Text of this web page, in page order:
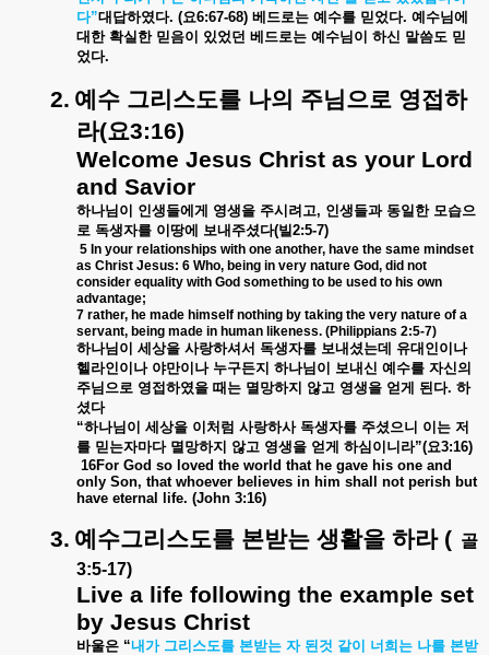
다”대답하였다. (요6:67-68) 베드로는 예수를 믿었다. 예수님에
대한 확실한 믿음이 있었던 베드로는 예수님이 하신 말씀도 믿
었다.
2. 예수 그리스도를 나의 주님으로 영접하
라(요3:16)
Welcome Jesus Christ as your Lord
and Savior
하나님이 인생들에게 영생을 주시려고, 인생들과 동일한 모습으
로 독생자를 이땅에 보내주셨다(빌 2:5-7)
5 In your relationships with one another, have the same mindset
as Christ Jesus: 6 Who, being in very nature God, did not
consider equality with God something to be used to his own
advantage;
7 rather, he made himself nothing by taking the very nature of a
servant, being made in human likeness. (Philippians 2:5-7)
하나님이 세상을 사랑하셔서 독생자를 보내셨는데
유대인이나
헬라인이나 야만이나 누구든지 하나님이 보내신 예수를 자신의
주님으로 영접하였을 때는 멸망하지 않고 영생을 얻게 된다. 하
셨다
“하나님이 세상을 이처럼 사랑하사 독생자를 주셨으니 이는 저
를 믿는자마다 멸망하지 않고 영생을 얻게 하심이니라”(요3:16)
16For God so loved the world that he gave his one and
only Son, that whoever believes in him shall not perish but
have eternal life. (John 3:16)
3. 예수그리스도를 본받는 생활을 하라( 골
3:5-17)
Live a life following the example set
by Jesus Christ
바울은 “내가 그리스도를 본받는 자 된것 같이 너희는 나를 본받